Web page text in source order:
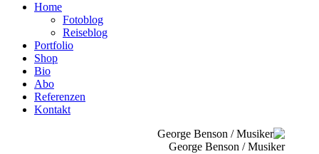
Home
Fotoblog
Reiseblog
Portfolio
Shop
Bio
Abo
Referenzen
Kontakt
George Benson / Musiker